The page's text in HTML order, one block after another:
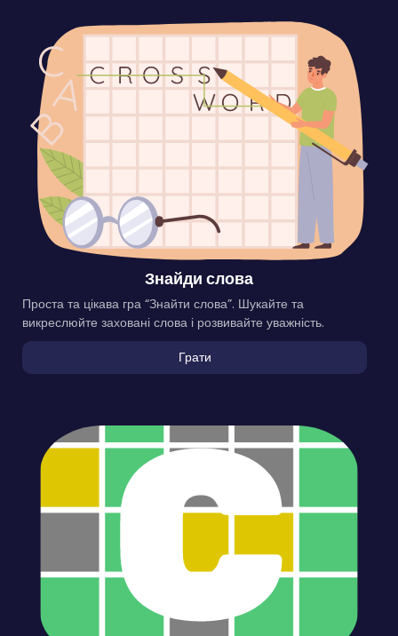
Знайди слова
Проста та цікава гра “Знайти слова”. Шукайте та
викреслюйте заховані слова і розвивайте уважність.
Грати